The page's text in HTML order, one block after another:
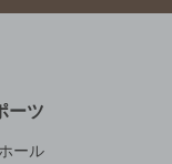
ーツ
ール